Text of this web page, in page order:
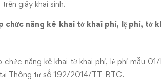
giấy khai sinh.
chức năng kê khai tờ khai phí, lệ phí, tờ
chức năng kê khai tờ khai phí, lệ phí mẫu
Thông tư số 192/2014/TT-BTC.